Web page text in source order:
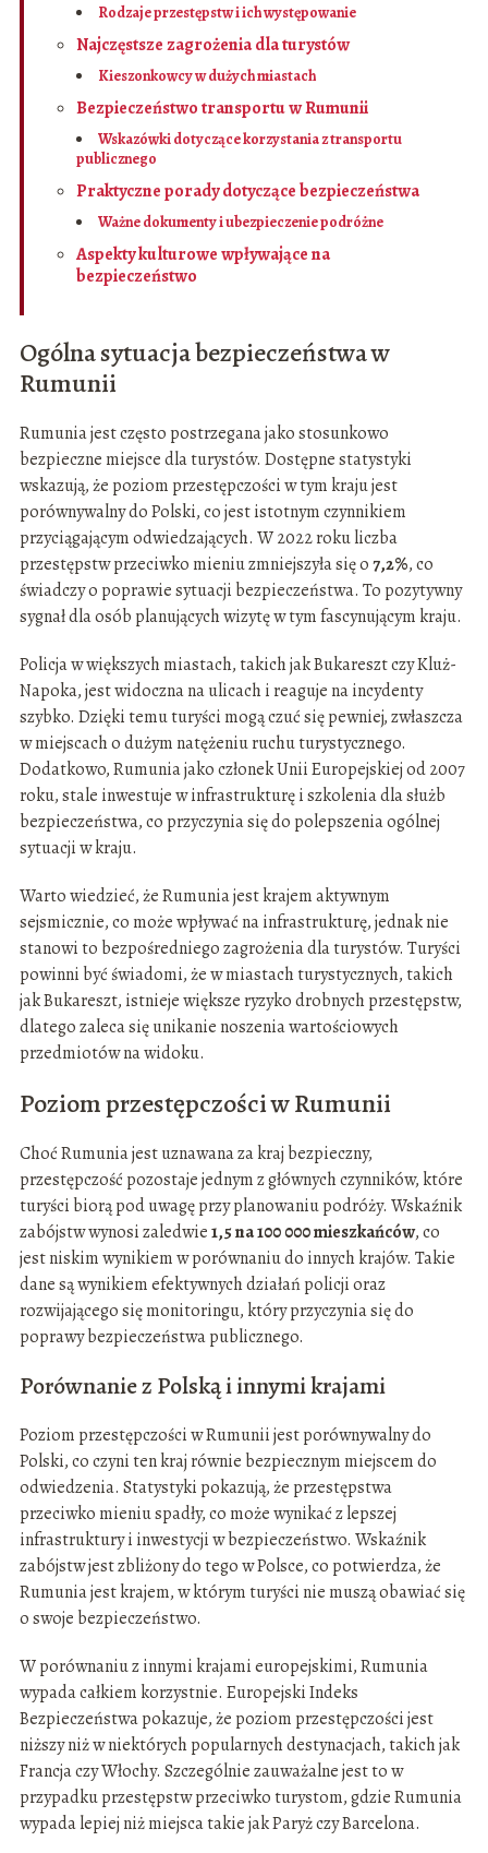
Rodzaje przestępstw i ich występowanie
Najczęstsze zagrożenia dla turystów
Kieszonkowcy w dużych miastach
Bezpieczeństwo transportu w Rumunii
Wskazówki dotyczące korzystania z transportu
publicznego
Praktyczne porady dotyczące bezpieczeństwa
Ważne dokumenty i ubezpieczenie podróżne
Aspekty kulturowe wpływające na
bezpieczeństwo
Ogólna sytuacja bezpieczeństwa w
Rumunii
Rumunia jest często postrzegana jako stosunkowo
bezpieczne miejsce dla turystów. Dostępne statystyki
wskazują, że poziom przestępczości w tym kraju jest
porównywalny do Polski, co jest istotnym czynnikiem
przyciągającym odwiedzających. W 2022 roku liczba
przestępstw przeciwko mieniu zmniejszyła się o7,2%, co
świadczy o poprawie sytuacji bezpieczeństwa. To pozytywny
sygnał dla osób planujących wizytę w tym fascynującym kraju.
Policja w większych miastach, takich jak Bukareszt czy Kluż-
Napoka, jest widoczna na ulicach i reaguje na incydenty
szybko. Dzięki temu turyści mogą czuć się pewniej, zwłaszcza
w miejscach o dużym natężeniu ruchu turystycznego.
Dodatkowo, Rumunia jako członek Unii Europejskiej od 2007
roku, stale inwestuje w infrastrukturę i szkolenia dla służb
bezpieczeństwa, co przyczynia się do polepszenia ogólnej
sytuacji w kraju.
Warto wiedzieć, że Rumunia jest krajem aktywnym
sejsmicznie, co może wpływać na infrastrukturę, jednak nie
stanowi to bezpośredniego zagrożenia dla turystów. Turyści
powinni być świadomi, że w miastach turystycznych, takich
jak Bukareszt, istnieje większe ryzyko drobnych przestępstw,
dlatego zaleca się unikanie noszenia wartościowych
przedmiotów na widoku.
Poziom przestępczości w Rumunii
Choć Rumunia jest uznawana za kraj bezpieczny,
przestępczość pozostaje jednym z głównych czynników, które
turyści biorą pod uwagę przy planowaniu podróży. Wskaźnik
zabójstw wynosi zaledwie1,5 na 100 000 mieszkańców, co
jest niskim wynikiem w porównaniu do innych krajów. Takie
dane są wynikiem efektywnych działań policji oraz
rozwijającego się monitoringu, który przyczynia się do
poprawy bezpieczeństwa publicznego.
Porównanie z Polską i innymi krajami
Poziom przestępczości w Rumunii jest porównywalny do
Polski, co czyni ten kraj równie bezpiecznym miejscem do
odwiedzenia. Statystyki pokazują, że przestępstwa
przeciwko mieniu spadły, co może wynikać z lepszej
infrastruktury i inwestycji w bezpieczeństwo. Wskaźnik
zabójstw jest zbliżony do tego w Polsce, co potwierdza, że
Rumunia jest krajem, w którym turyści nie muszą obawiać się
o swoje bezpieczeństwo.
W porównaniu z innymi krajami europejskimi, Rumunia
wypada całkiem korzystnie. Europejski Indeks
Bezpieczeństwa pokazuje, że poziom przestępczości jest
niższy niż w niektórych popularnych destynacjach, takich jak
Francja czy Włochy. Szczególnie zauważalne jest to w
przypadku przestępstw przeciwko turystom, gdzie Rumunia
wypada lepiej niż miejsca takie jak Paryż czy Barcelona.